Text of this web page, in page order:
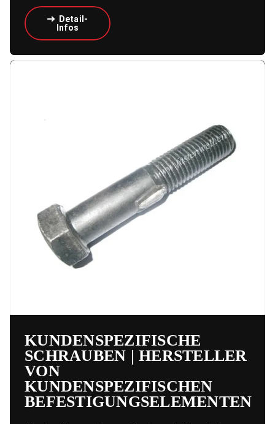
Detail-
Infos
KUNDENSPEZIFISCHE
SCHRAUBEN | HERSTELLER
VON
KUNDENSPEZIFISCHEN
BEFESTIGUNGSELEMENTEN